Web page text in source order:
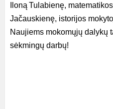
Iloną Tulabienę,
Jačauskienę, istorijos
Naujiems mokomųjų dalykų
sėkmingų darbų!